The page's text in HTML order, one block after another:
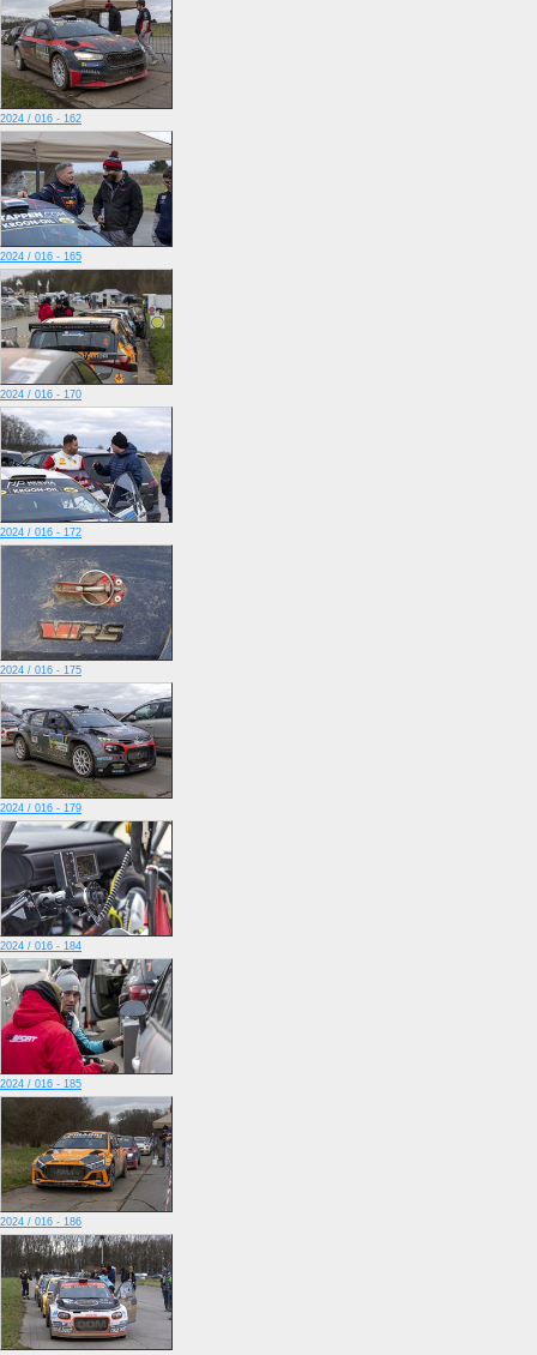
2024 / 016 - 162
2024 / 016 - 165
2024 / 016 - 170
2024 / 016 - 172
2024 / 016 - 175
2024 / 016 - 179
2024 / 016 - 184
2024 / 016 - 185
2024 / 016 - 186